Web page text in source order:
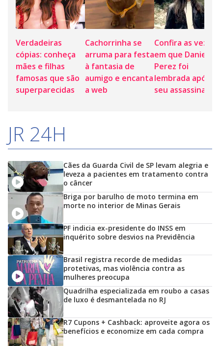
Verdadeiras
cópias: conheça
mães e filhas
famosas que são
superparecidas
Cachorrinha se
arruma para festa
à fantasia de
aumigo e encanta
a web
Confira as vezes
em que Daniella
Perez foi
lembrada após o
seu assassinato
JR 24H
Cães da Guarda Civil de SP levam alegria e
leveza a pacientes em tratamento contra
o câncer
Briga por barulho de moto termina em
morte no interior de Minas Gerais
PF indicia ex-presidente do INSS em
inquérito sobre desvios na Previdência
Brasil registra recorde de medidas
protetivas, mas violência contra as
mulheres preocupa
Quadrilha especializada em roubo a casas
de luxo é desmantelada no RJ
R7 Cupons + Cashback: aproveite agora os
benefícios e economize em cada compra